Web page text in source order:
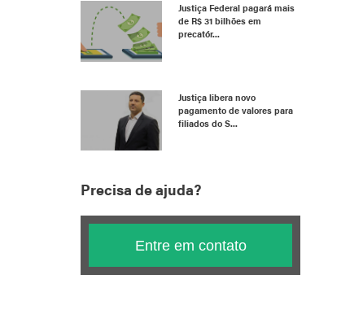
Justiça Federal pagará mais
de R$ 31 bilhões em
precatór...
Justiça libera novo
pagamento de valores para
filiados do S...
Precisa de ajuda?
Entre em contato